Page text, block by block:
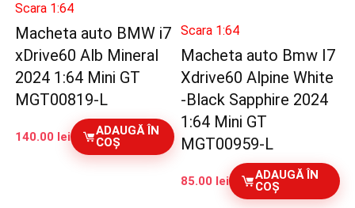
Scara 1:64
Macheta auto BMW i7
xDrive60 Alb Mineral
2024 1:64 Mini GT
MGT00819-L
140.00 lei
ADAUGĂ ÎN
COȘ
Scara 1:64
Macheta auto Bmw I7
Xdrive60 Alpine White
-Black Sapphire 2024
1:64 Mini GT
MGT00959-L
85.00 lei
ADAUGĂ ÎN
COȘ